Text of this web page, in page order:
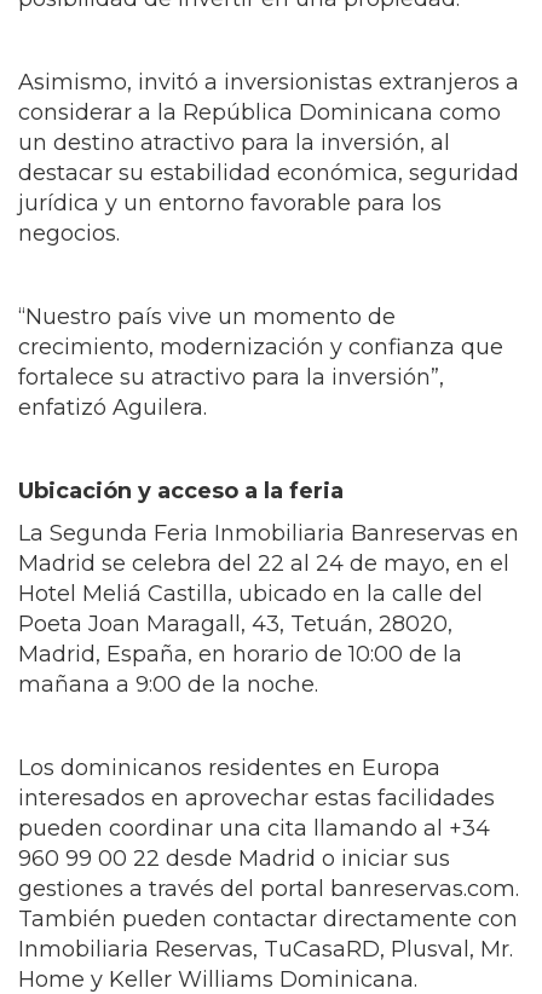
Asimismo, invitó a inversionistas extranjeros a
considerar a la República Dominicana como
un destino atractivo para la inversión, al
destacar su estabilidad económica, seguridad
jurídica y un entorno favorable para los
negocios.
“Nuestro país vive un momento de
crecimiento, modernización y confianza que
fortalece su atractivo para la inversión”,
enfatizó Aguilera.
Ubicación y acceso a la feria
La Segunda Feria Inmobiliaria Banreservas en
Madrid se celebra del 22 al 24 de mayo, en el
Hotel Meliá Castilla, ubicado en la calle del
Poeta Joan Maragall, 43, Tetuán, 28020,
Madrid, España, en horario de 10:00 de la
mañana a 9:00 de la noche.
Los dominicanos residentes en Europa
interesados en aprovechar estas facilidades
pueden coordinar una cita llamando al +34
960 99 00 22 desde Madrid o iniciar sus
gestiones a través del portal banreservas.com.
También pueden contactar directamente con
Inmobiliaria Reservas, TuCasaRD, Plusval, Mr.
Home y Keller Williams Dominicana.